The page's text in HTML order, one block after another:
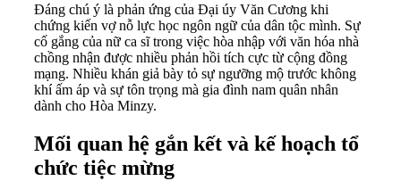
Đáng chú ý là phản ứng của Đại úy Văn Cương khi
chứng kiến vợ nỗ lực học ngôn ngữ của dân tộc mình. Sự
cố gắng của nữ ca sĩ trong việc hòa nhập với văn hóa nhà
chồng nhận được nhiều phản hồi tích cực từ cộng đồng
mạng. Nhiều khán giả bày tỏ sự ngưỡng mộ trước không
khí ấm áp và sự tôn trọng mà gia đình nam quân nhân
dành cho Hòa Minzy.
Mối quan hệ gắn kết và kế hoạch tổ
chức tiệc mừng